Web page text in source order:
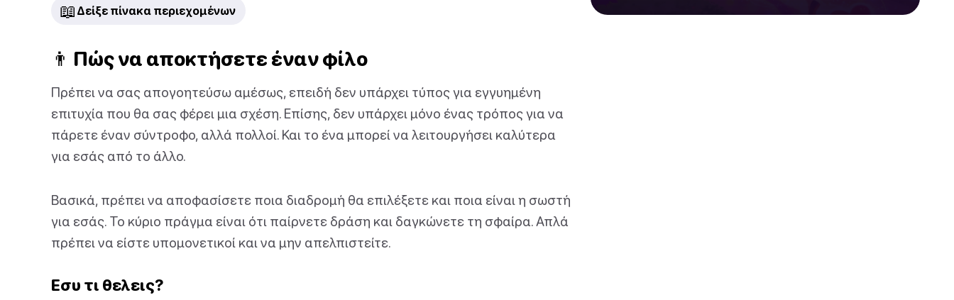
📖 Δείξε πίνακα περιεχομένων
👨 Πώς να αποκτήσετε έναν φίλο
Πρέπει να σας απογοητεύσω αμέσως, επειδή δεν υπάρχει τύπος για εγγυημένη
επιτυχία που θα σας φέρει μια σχέση. Επίσης, δεν υπάρχει μόνο ένας τρόπος για να
πάρετε έναν σύντροφο, αλλά πολλοί. Και το ένα μπορεί να λειτουργήσει καλύτερα
για εσάς από το άλλο.
Βασικά, πρέπει να αποφασίσετε ποια διαδρομή θα επιλέξετε και ποια είναι η σωστή
για εσάς. Το κύριο πράγμα είναι ότι παίρνετε δράση και δαγκώνετε τη σφαίρα. Απλά
πρέπει να είστε υπομονετικοί και να μην απελπιστείτε.
Εσυ τι θελεις?